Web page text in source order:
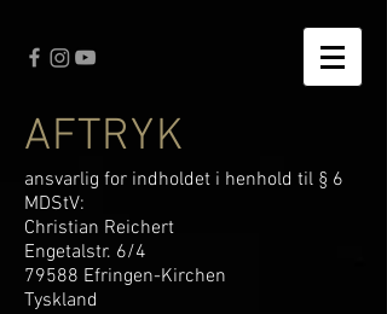
AFTRYK
ansvarlig for indholdet i henhold til § 6
MDStV:
Christian Reichert
Engetalstr. 6/4
79588 Efringen-Kirchen
Tyskland